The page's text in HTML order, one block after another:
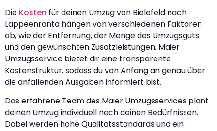
Die Kosten für deinen Umzug von Bielefeld nach
Lappeenranta hängen von verschiedenen Faktoren
ab, wie der Entfernung, der Menge des Umzugsguts
und den gewünschten Zusatzleistungen. Maier
Umzugsservice bietet dir eine transparente
Kostenstruktur, sodass du von Anfang an genau über
die anfallenden Ausgaben informiert bist.
Das erfahrene Team des Maier Umzugsservices plant
deinen Umzug individuell nach deinen Bedürfnissen.
Dabei werden hohe Qualitätsstandards und ein